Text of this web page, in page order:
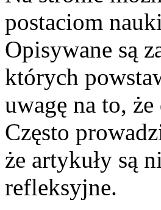
postaciom
Opisywane są
których
uwagę na to,
Często
że artykuły są
refleksyjne.